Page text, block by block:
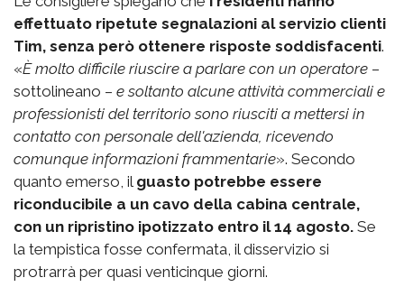
effettuato ripetute segnalazioni al servizio clienti
Tim, senza però ottenere risposte soddisfacenti.
«È molto difficile riuscire a parlare con un operatore –
sottolineano – e soltanto alcune attività commerciali e
professionisti del territorio sono riusciti a mettersi in
contatto con personale dell'azienda, ricevendo
comunque informazioni frammentarie». Secondo
quanto emerso, il guasto potrebbe essere
riconducibile a un cavo della cabina centrale,
con un ripristino ipotizzato entro il 14 agosto. Se
la tempistica fosse confermata, il disservizio si
protrarrà per quasi venticinque giorni.